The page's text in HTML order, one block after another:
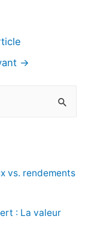
→
vs. rendements
: La valeur